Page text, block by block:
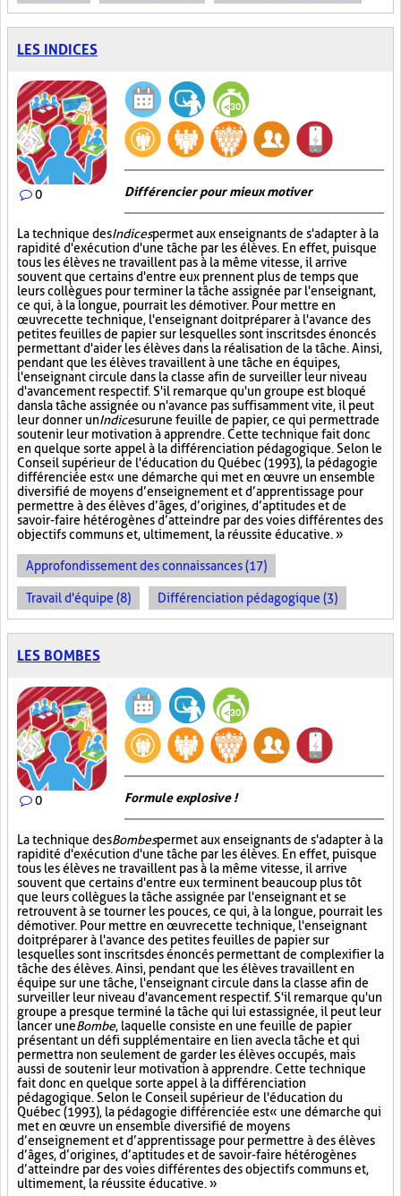
LES INDICES
0 Différencier pour mieux motiver
La technique desIndicespermet aux enseignants de s'adapter à la
rapidité d'exécution d'une tâche par les élèves. En effet, puisque
tous les élèves ne travaillent pas à la même vitesse, il arrive
souvent que certains d'entre eux prennent plus de temps que
leurs collègues pour terminer la tâche assignée par l'enseignant,
ce qui, à la longue, pourrait les démotiver. Pour mettre en
œuvre cette technique, l'enseignant doit préparer à l'avance des
petites feuilles de papier sur lesquelles sont inscrits des énoncés
permettant d'aider les élèves dans la réalisation de la tâche. Ainsi,
pendant que les élèves travaillent à une tâche en équipes,
l'enseignant circule dans la classe afin de surveiller leur niveau
d'avancement respectif. S'il remarque qu'un groupe est bloqué
dans la tâche assignée ou n'avance pas suffisamment vite, il peut
leur donner unIndicesurune feuille de papier, ce qui permettra de
soutenir leur motivation à apprendre. Cette technique fait donc
en quelque sorte appel à la différenciation pédagogique. Selon le
Conseil supérieur de l'éducation du Québec (1993), la pédagogie
différenciée est « une démarche qui met en œuvre un ensemble
diversifié de moyens d’enseignement et d’apprentissage pour
permettre à des élèves d’âges, d’origines, d’aptitudes et de
savoir-faire hétérogènes d’atteindre par des voies différentes des
objectifs communs et, ultimement, la réussite éducative. »
Approfondissement des connaissances (17)
Travail d'équipe (8) Différenciation pédagogique (3)
LES BOMBES
0 Formule explosive !
La technique desBombespermet aux enseignants de s'adapter à la
rapidité d'exécution d'une tâche par les élèves. En effet, puisque
tous les élèves ne travaillent pas à la même vitesse, il arrive
souvent que certains d'entre eux terminent beaucoup plus tôt
que leurs collègues la tâche assignée par l'enseignant et se
retrouvent à se tourner les pouces, ce qui, à la longue, pourrait les
démotiver. Pour mettre en œuvre cette technique, l'enseignant
doit préparer à l'avance des petites feuilles de papier sur
lesquelles sont inscrits des énoncés permettant de complexifier la
tâche des élèves. Ainsi, pendant que les élèves travaillent en
équipe sur une tâche, l'enseignant circule dans la classe afin de
surveiller leur niveau d'avancement respectif. S'il remarque qu'un
groupe a presque terminé la tâche qui lui est assignée, il peut leur
lancer uneBombe, laquelle consiste en une feuille de papier
présentant un défi supplémentaire en lien avec la tâche et qui
permettra non seulement de garder les élèves occupés, mais
aussi de soutenir leur motivation à apprendre. Cette technique
fait donc en quelque sorte appel à la différenciation
pédagogique. Selon le Conseil supérieur de l'éducation du
Québec (1993), la pédagogie différenciée est « une démarche qui
met en œuvre un ensemble diversifié de moyens
d’enseignement et d’apprentissage pour permettre à des élèves
d’âges, d’origines, d’aptitudes et de savoir-faire hétérogènes
d’atteindre par des voies différentes des objectifs communs et,
ultimement, la réussite éducative. »